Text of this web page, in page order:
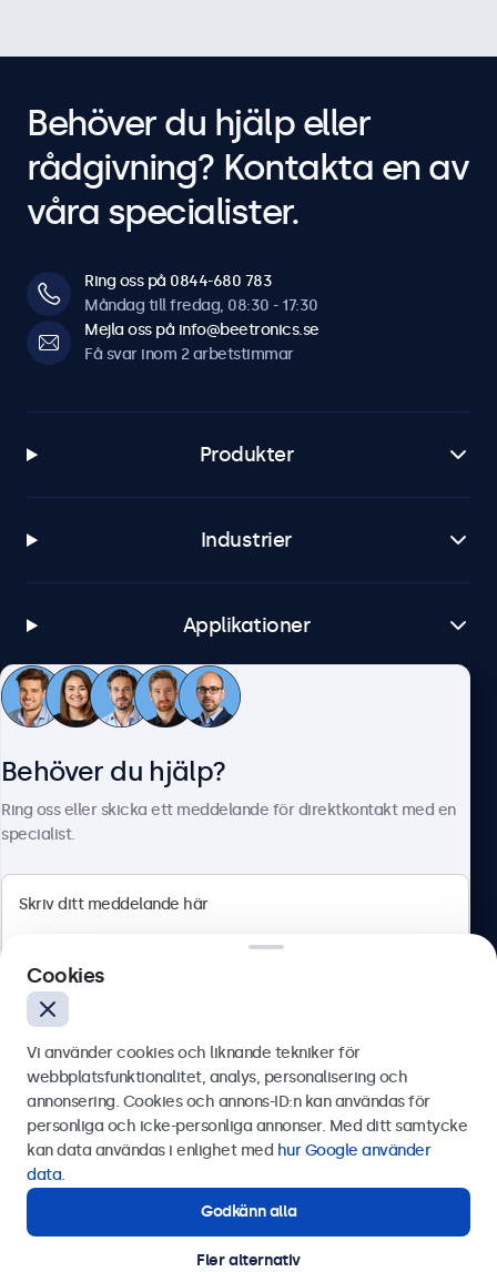
Behöver du hjälp eller
rådgivning? Kontakta en av
våra specialister.
Ring oss på 0844-680 783
Måndag till fredag, 08:30 - 17:30
Mejla oss på info@beetronics.se
Få svar inom 2 arbetstimmar
Produkter
Industrier
Applikationer
Kundtjänst
Olof Palmesgata 29, Stockholm, 111 22, Sverige
Svenska
© 2026 Beetronics
Behöver du hjälp?
Ring oss eller skicka ett meddelande för direktkontakt med en
specialist.
Skicka
Kontakta våra experter.
Cookies
Vi använder cookies och liknande tekniker för
webbplatsfunktionalitet, analys, personalisering och
annonsering. Cookies och annons-ID:n kan användas för
personliga och icke-personliga annonser. Med ditt samtycke
kan data användas i enlighet med hur Google använder
data.
Godkänn alla
Fler alternativ